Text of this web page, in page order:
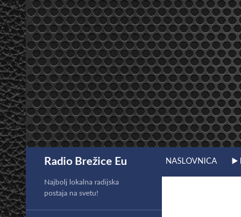
Preskoči
na
vsebino
Radio Brežice Eu NASLOVNICA ▶️
Najbolj lokalna radijska
postaja na svetu!